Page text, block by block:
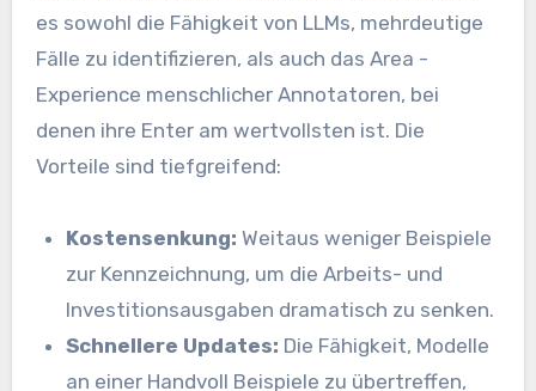
es sowohl die Fähigkeit von LLMs, mehrdeutige
Fälle zu identifizieren, als auch das Area -
Experience menschlicher Annotatoren, bei
denen ihre Enter am wertvollsten ist. Die
Vorteile sind tiefgreifend:
Kostensenkung: Weitaus weniger Beispiele
zur Kennzeichnung, um die Arbeits- und
Investitionsausgaben dramatisch zu senken.
Schnellere Updates: Die Fähigkeit, Modelle
an einer Handvoll Beispiele zu übertreffen,